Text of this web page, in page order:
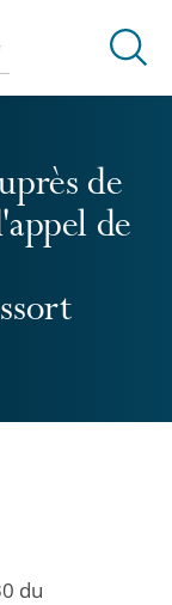
Ouvrir
de
de
du